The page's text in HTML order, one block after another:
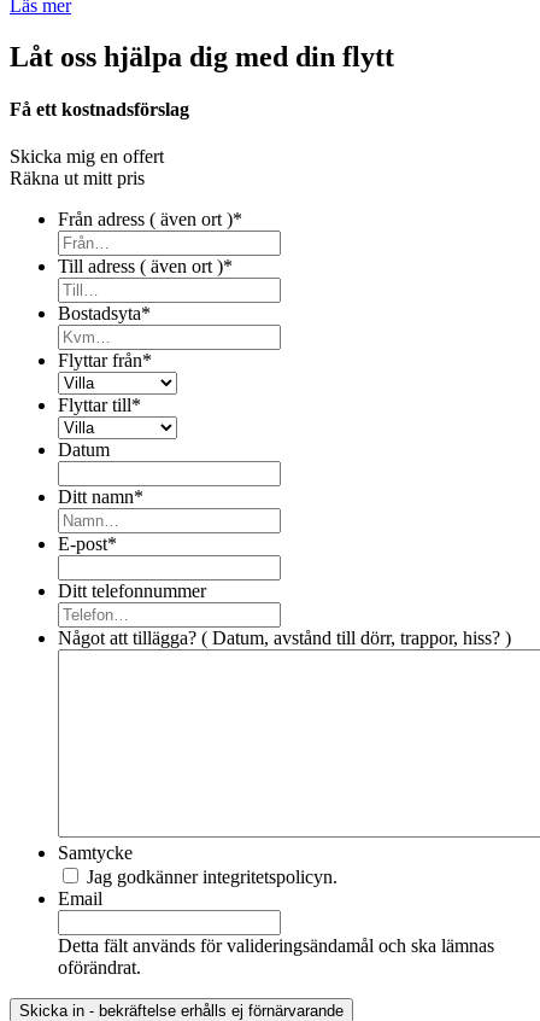
Läs mer
Låt oss hjälpa dig med din flytt
Få ett kostnadsförslag
Skicka mig en offert
Räkna ut mitt pris
Från adress ( även ort )*
Till adress ( även ort )*
Bostadsyta*
Flyttar från*
Flyttar till*
Datum
Ditt namn*
E-post*
Ditt telefonnummer
Något att tillägga? ( Datum, avstånd till dörr, trappor, hiss? )
Samtycke
Jag godkänner integritetspolicyn.
Email
Detta fält används för valideringsändamål och ska lämnas
oförändrat.